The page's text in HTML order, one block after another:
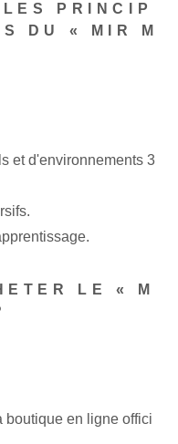
PRINCIP
DU « MIR M
et d'environnements 3
LE « M
boutique en ligne offici